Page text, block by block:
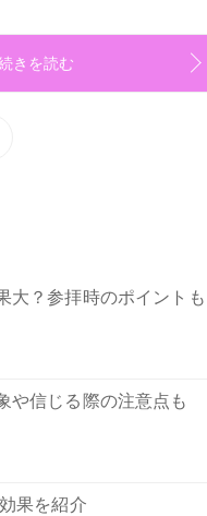
きを読む
大？参拝時のポイントも
や信じる際の注意点も
果を紹介